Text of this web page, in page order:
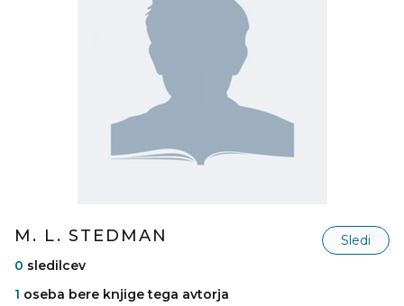
M. L. STEDMAN
Sledi
0 sledilcev
1 oseba bere knjige tega avtorja